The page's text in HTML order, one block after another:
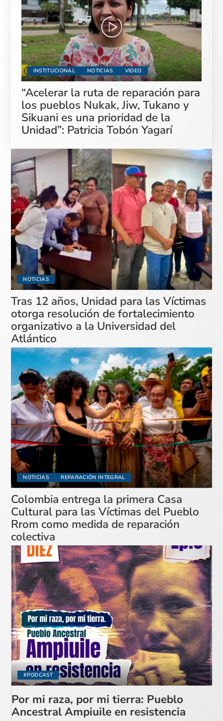
INSTITUCIONAL NOTICIAS VIDEO
“Acelerar la ruta de reparación para
los pueblos Nukak, Jiw, Tukano y
Sikuani es una prioridad de la
Unidad”: Patricia Tobón Yagarí
NOTICIAS
Tras 12 años, Unidad para las Víctimas
otorga resolución de fortalecimiento
organizativo a la Universidad del
Atlántico
NOTICIAS REPARACIÓN INTEGRAL
Colombia entrega la primera Casa
Cultural para las Víctimas del Pueblo
Rrom como medida de reparación
colectiva
#PODCAST
Por mi raza, por mi tierra: Pueblo
Ancestral Ampiuile en resistencia